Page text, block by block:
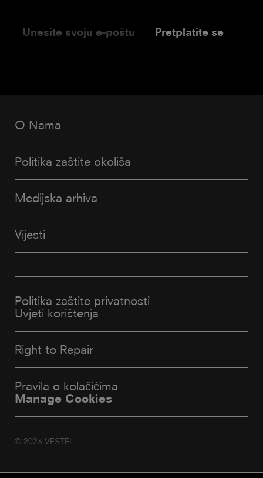
Pretplatite se
O Nama
Politika zaštite okoliša
Medijska arhiva
Vijesti
Politika zaštite privatnosti
Uvjeti korištenja
Right to Repair
Pravila o kolačićima
Manage Cookies
© 2023 VESTEL